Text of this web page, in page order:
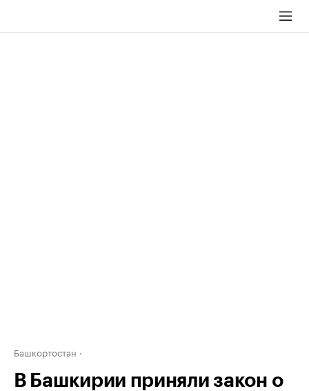
Башкортостан
В Башкирии приняли закон о